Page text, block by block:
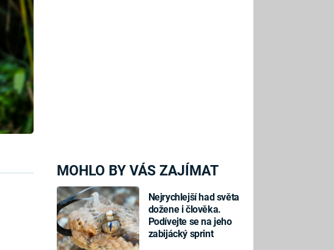
MOHLO BY VÁS ZAJÍMAT
Nejrychlejší had světa
dožene i člověka.
Podívejte se na jeho
zabijácký sprint